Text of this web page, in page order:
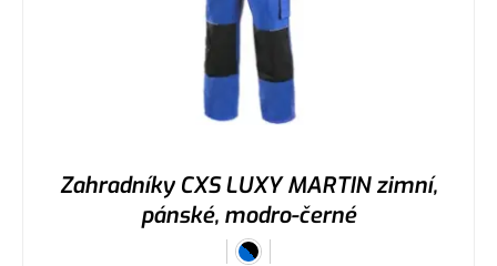
Zahradníky CXS LUXY MARTIN zimní,
pánské, modro-černé